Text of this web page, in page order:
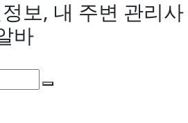
보, 내 주변 관리사
바